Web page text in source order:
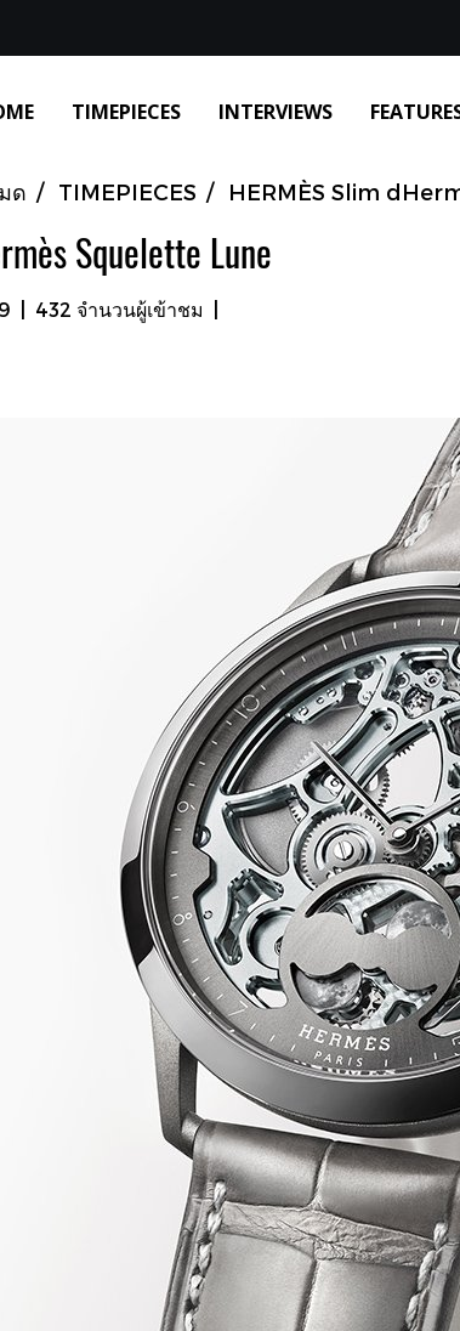
TIMEPIECES INTERVIEWS
ด TIMEPIECES HERMÈS Slim
Squelette Lune
432 จำนวนผู้เข้าชม